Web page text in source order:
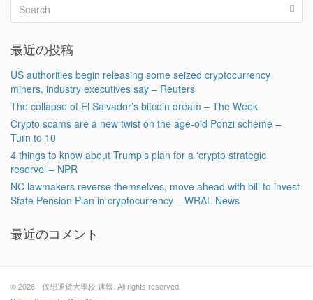
最近の投稿
US authorities begin releasing some seized cryptocurrency
miners, industry executives say – Reuters
The collapse of El Salvador’s bitcoin dream – The Week
Crypto scams are a new twist on the age-old Ponzi scheme –
Turn to 10
4 things to know about Trump’s plan for a ‘crypto strategic
reserve’ – NPR
NC lawmakers reverse themselves, move ahead with bill to invest
State Pension Plan in cryptocurrency – WRAL News
最近のコメント
© 2026 - 仮想通貨大學校 速報. All rights reserved.